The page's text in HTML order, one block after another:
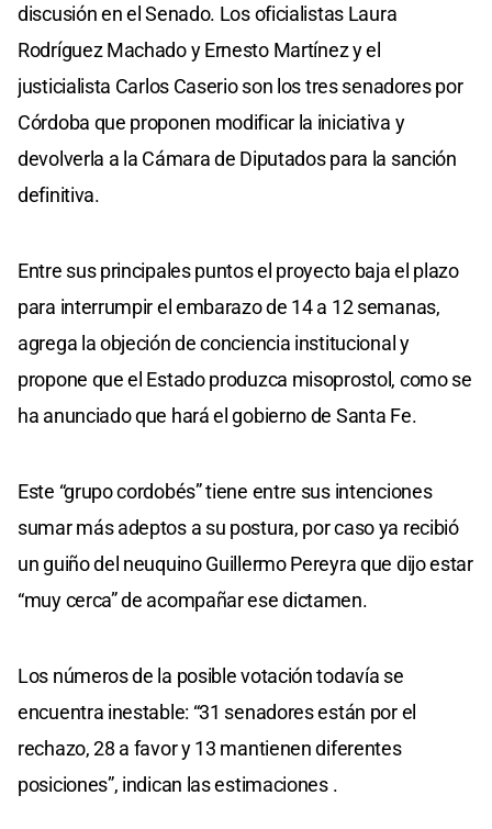
discusión en el Senado. Los oficialistas Laura
Rodríguez Machado y Ernesto Martínez y el
justicialista Carlos Caserio son los tres senadores por
Córdoba que proponen modificar la iniciativa y
devolverla a la Cámara de Diputados para la sanción
definitiva.
Entre sus principales puntos el proyecto baja el plazo
para interrumpir el embarazo de 14 a 12 semanas,
agrega la objeción de conciencia institucional y
propone que el Estado produzca misoprostol, como se
ha anunciado que hará el gobierno de Santa Fe.
Este “grupo cordobés” tiene entre sus intenciones
sumar más adeptos a su postura, por caso ya recibió
un guiño del neuquino Guillermo Pereyra que dijo estar
“muy cerca” de acompañar ese dictamen.
Los números de la posible votación todavía se
encuentra inestable: “31 senadores están por el
rechazo, 28 a favor y 13 mantienen diferentes
posiciones”, indican las estimaciones .